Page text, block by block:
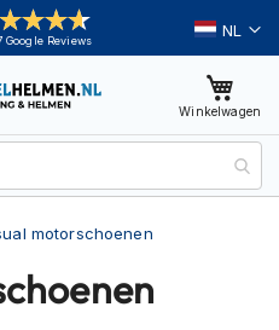
Google Reviews
Ga
naar
inhoud
Taal
Winkelwagen
motorschoenen